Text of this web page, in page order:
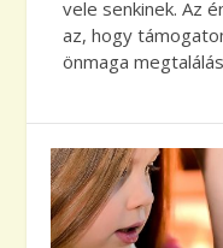
vele senkinek. Az
az, hogy
önmaga